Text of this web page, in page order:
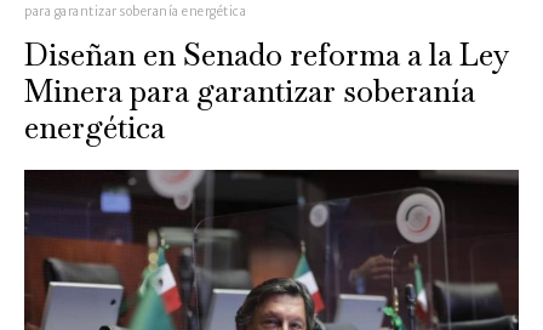
para garantizar soberanía energética
Diseñan en Senado reforma a la Ley
Minera para garantizar soberanía
energética